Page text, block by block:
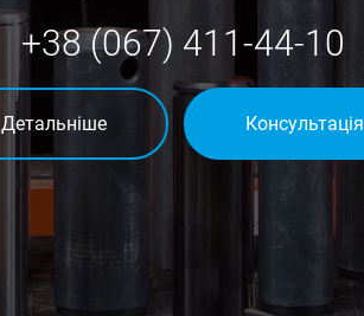
+38 (067) 411-44-10
Детальніше Консультація